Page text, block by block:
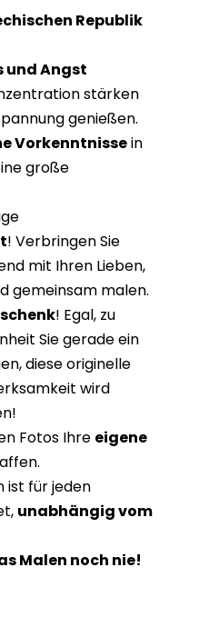
Republik
und Angst
stärken
genießen.
Vorkenntnissein
große
! Verbringen Sie
mit Ihren Lieben,
gemeinsam malen.
! Egal, zu
Sie gerade ein
diese originelle
wird
Fotos Ihre eigene
ist für jeden
unabhängig vom
Malen noch nie!